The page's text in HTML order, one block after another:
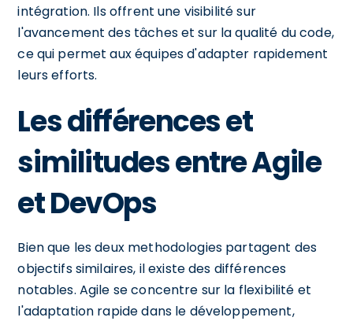
intégration. Ils offrent une visibilité sur
l'avancement des tâches et sur la qualité du code,
ce qui permet aux équipes d'adapter rapidement
leurs efforts.
Les différences et
similitudes entre Agile
et DevOps
Bien que les deux methodologies partagent des
objectifs similaires, il existe des différences
notables. Agile se concentre sur la flexibilité et
l'adaptation rapide dans le développement,